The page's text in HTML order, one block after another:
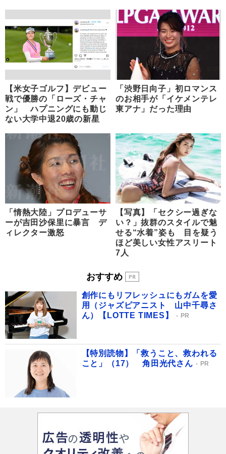
【米女子ゴルフ】デビュー
戦で優勝の「ローズ・チャ
ン」 ハプニングにも動じ
ない大学中退20歳の新星
「渋野日向子」初ロマンス
のお相手が「イケメンテレ
東アナ」だった理由
「情熱大陸」プロデューサ
ーが吉田沙保里に暴言 デ
ィレクター激怒
【写真】「セクシー過ぎな
い？」抜群のスタイルで魅
せる“水着”姿も 目を疑う
ほど美しい女性アスリート
7人
おすすめ
創作にもリフレッシュにもガムを愛
用（ジャズピアニスト 山中千尋さ
ん）【LOTTE TIMES】
PR
【特別読物】「救うこと、救われる
こと」（17） 角田光代さん
PR